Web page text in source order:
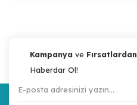
Kampanya ve Fırsatlardan
Haberdar Ol!